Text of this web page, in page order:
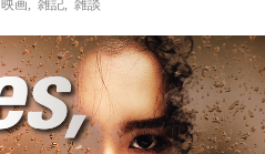
ナ
ッ
グ
観
ン
ガ・
ラ
リ
ー
ム
映画 雑記 雑談